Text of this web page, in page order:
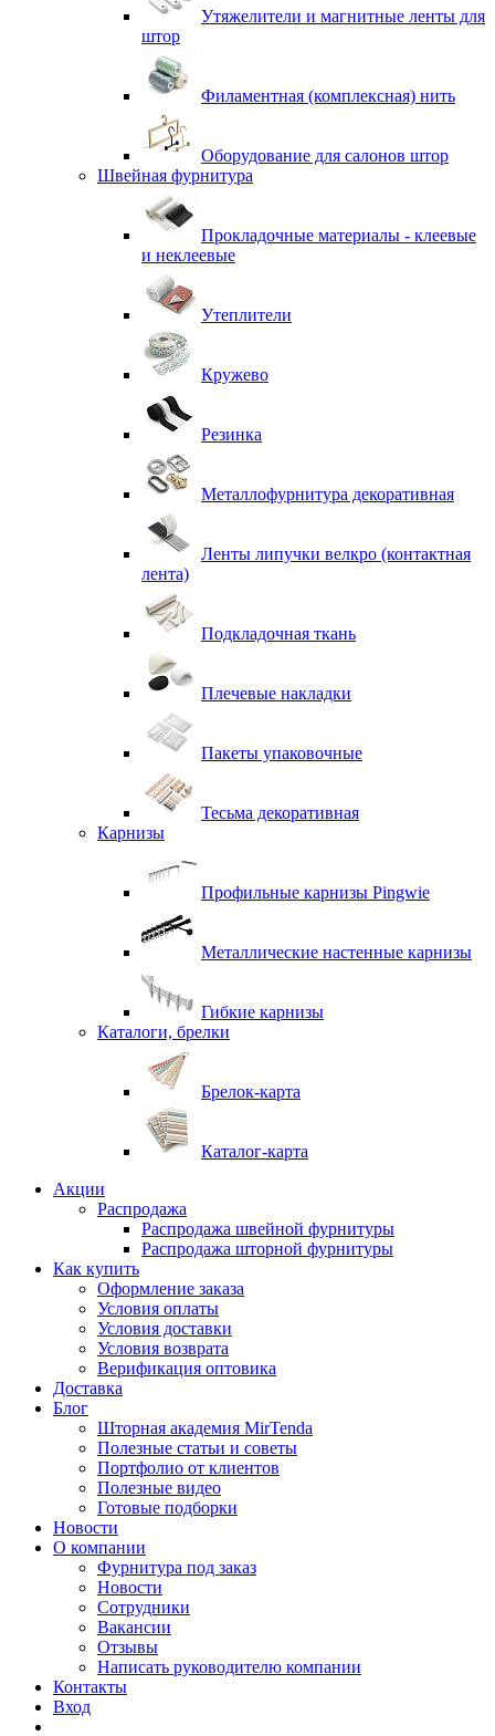
Утяжелители и магнитные ленты для
штор
Филаментная (комплексная) нить
Оборудование для салонов штор
Швейная фурнитура
Прокладочные материалы - клеевые
и неклеевые
Утеплители
Кружево
Резинка
Металлофурнитура декоративная
Ленты липучки велкро (контактная
лента)
Подкладочная ткань
Плечевые накладки
Пакеты упаковочные
Тесьма декоративная
Карнизы
Профильные карнизы Pingwie
Металлические настенные карнизы
Гибкие карнизы
Каталоги, брелки
Брелок-карта
Каталог-карта
Акции
Распродажа
Распродажа швейной фурнитуры
Распродажа шторной фурнитуры
Как купить
Оформление заказа
Условия оплаты
Условия доставки
Условия возврата
Верификация оптовика
Доставка
Блог
Шторная академия MirTenda
Полезные статьи и советы
Портфолио от клиентов
Полезные видео
Готовые подборки
Новости
О компании
Фурнитура под заказ
Новости
Сотрудники
Вакансии
Отзывы
Написать руководителю компании
Контакты
Вход